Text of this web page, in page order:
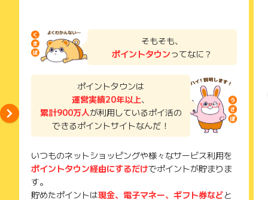
そもそも、
ポイントタウンってなに？
ポイントタウンは
運営実績20年以上、
累計900万人が利用しているポイ活の
できるポイントサイトなんだ！
いつものネットショッピングや様々なサービス利用を
ポイントタウン経由にするだけでポイントが貯まりま
す。
貯めたポイントは現金、電子マネー、ギフト券などと